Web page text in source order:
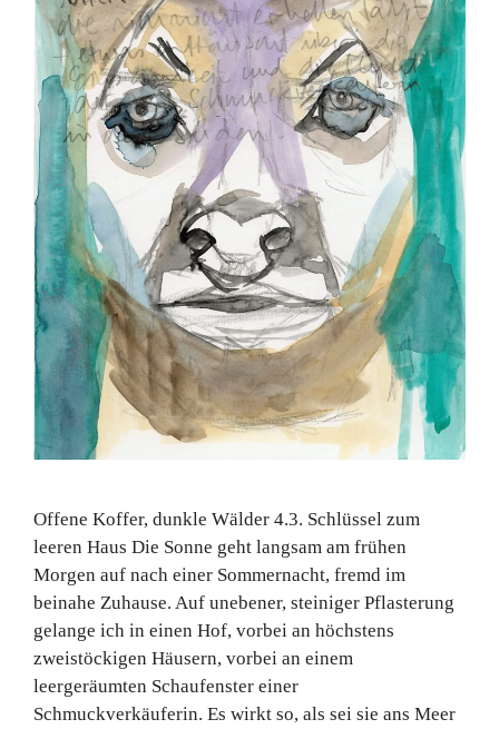
Offene Koffer, dunkle Wälder 4.3. Schlüssel zum
leeren Haus Die Sonne geht langsam am frühen
Morgen auf nach einer Sommernacht, fremd im
beinahe Zuhause. Auf unebener, steiniger Pflasterung
gelange ich in einen Hof, vorbei an höchstens
zweistöckigen Häusern, vorbei an einem
leergeräumten Schaufenster einer
Schmuckverkäuferin. Es wirkt so, als sei sie ans Meer